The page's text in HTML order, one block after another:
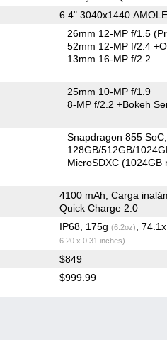
6.4" 3040x1440
26mm 12-MP f/1.5
52mm 12-MP f/2.4
13mm 16-MP f/2.2
25mm 10-MP f/1.9
8-MP f/2.2+Bokeh
Snapdragon 855 SoC
128GB/512GB/
MicroSDXC (1024GB
4100 mAh, Carga
Quick Charge 2.0
IP68, 175g (6.2oz) ,
6.20 x 0.31 inches)
$849
$999.99